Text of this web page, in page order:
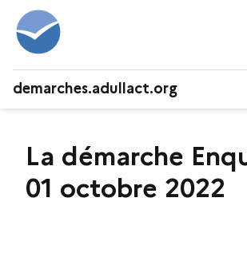
demarches.adullact.org
La démarche
01 octobre 2022